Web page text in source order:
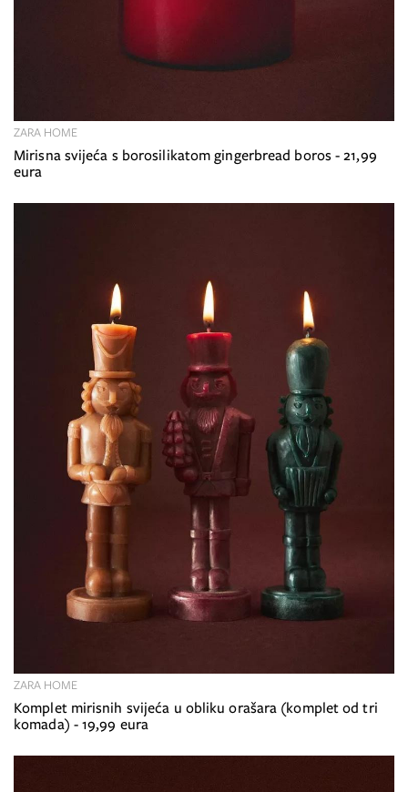
Mirisna svijeća s borosilikatom gingerbread boros - 21,99
eura
ZARA HOME
Komplet mirisnih svijeća u obliku orašara (komplet od tri
komada) - 19,99 eura
ZARA HOME